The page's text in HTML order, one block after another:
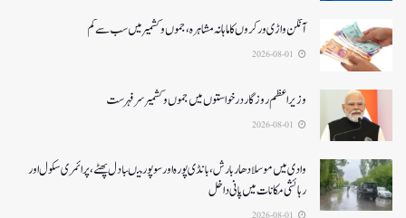
آنگن واڑی ورکروں کا ماہانہ مشاہرہ، جموں و کشمیر میں سب سے کم
وزیر اعظم روزگار درخواستوں میں جموں و کشمیر سرفہرست
وادی میں موسلادھار بارش،بانڈی پورہ اور سوپور میںبادل پھٹے، پرائمری سکول اور
رہائشی مکانات میں پانی داخل